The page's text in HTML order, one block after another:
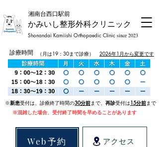
​湘南台西口駅前
かみいし整形外科クリニック
Shonandai Kamiishi Orthopaedic Clinic since 2023
診療時間 （月は19：30まで診療）
Web予約 アクセス
​※新患受付は、診療終了時間の30分前まで、 再診受付は15分前まで
​※混雑した場合、受付終了時間を早めることがあります
2026年1月から変更です